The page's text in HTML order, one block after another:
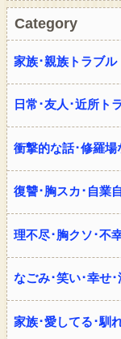
Category
家族･親族トラブル
日常･友人･近所ト
衝撃的な話･修羅場
復讐･胸スカ･自業
理不尽･胸クソ･不
なごみ･笑い･幸せ･
家族･愛してる･馴